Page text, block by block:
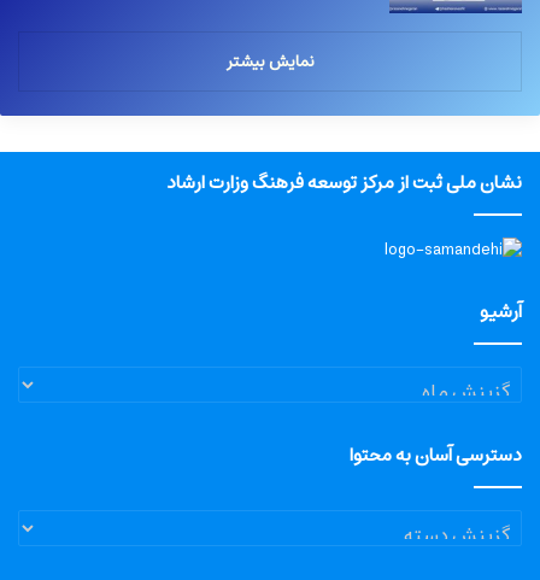
نمایش بیشتر
نشان ملی ثبت از مرکز توسعه فرهنگ وزارت ارشاد
آرشیو
آرشیو
دسترسی آسان به محتوا
دسترسی
آسان